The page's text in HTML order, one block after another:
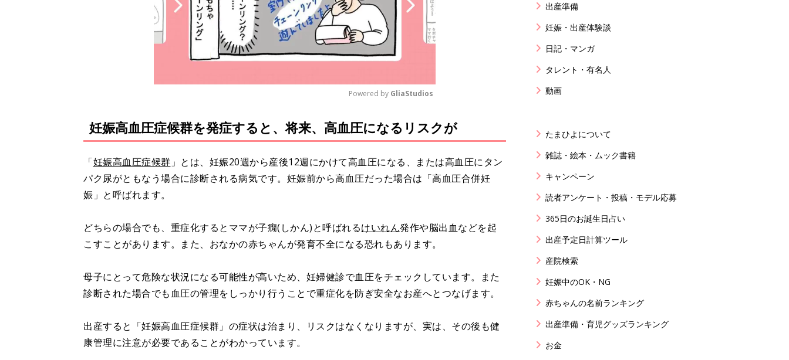
M
u
t
e
Powered by GliaStudios
妊娠高血圧症候群を発症すると、将来、高血圧になるリスクが
「妊娠高血圧症候群 」とは、妊娠20週から産後12週にかけて高血圧になる、または高血圧にタン
パク尿がともなう場合に診断される病気です。妊娠前から高血圧だった場合は「高血圧合併妊
娠」と呼ばれます。
どちらの場合でも、重症化するとママが子癇(しかん)と呼ばれるけいれん発作や脳出血などを起
こすことがあります。また、おなかの赤ちゃんが発育不全になる恐れもあります。
母子にとって危険な状況になる可能性が高いため、妊婦健診で血圧をチェックしています。また
診断された場合でも血圧の管理をしっかり行うことで重症化を防ぎ安全なお産へとつなげます。
出産すると「妊娠高血圧症候群」の症状は治まり、リスクはなくなりますが、実は、その後も健
康管理に注意が必要であることがわかっています。
出産準備
妊娠・出産体験談
日記・マンガ
タレント・有名人
動画
たまひよについて
雑誌・絵本・ムック書籍
キャンペーン
読者アンケート・投稿・モデル応募
365日のお誕生日占い
出産予定日計算ツール
産院検索
妊娠中のOK・NG
赤ちゃんの名前ランキング
出産準備・育児グッズランキング
お金